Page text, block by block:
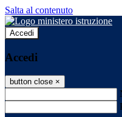
Salta al contenuto
Accedi
Accedi
button close ×